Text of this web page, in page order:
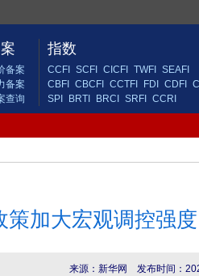
备案
备案
查询
指数
CCFI SCFI CICFI TWFI
SEAFI
CBFI
CBCFI CCTFI FDI CDFI
SPI
BRTI BRCI SRFI CCRI
策加大宏观调控强度
来源：新华网 发布时间：